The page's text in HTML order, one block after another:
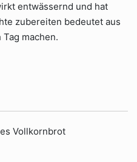
entwässernd und hat
zubereiten bedeutet aus
machen.
Vollkornbrot